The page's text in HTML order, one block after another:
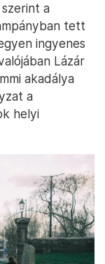
a
tett
ingyenes
Lázár
akadálya
a
helyi